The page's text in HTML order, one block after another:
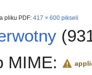
pliku PDF: 417 × 600 pikseli
MIME: